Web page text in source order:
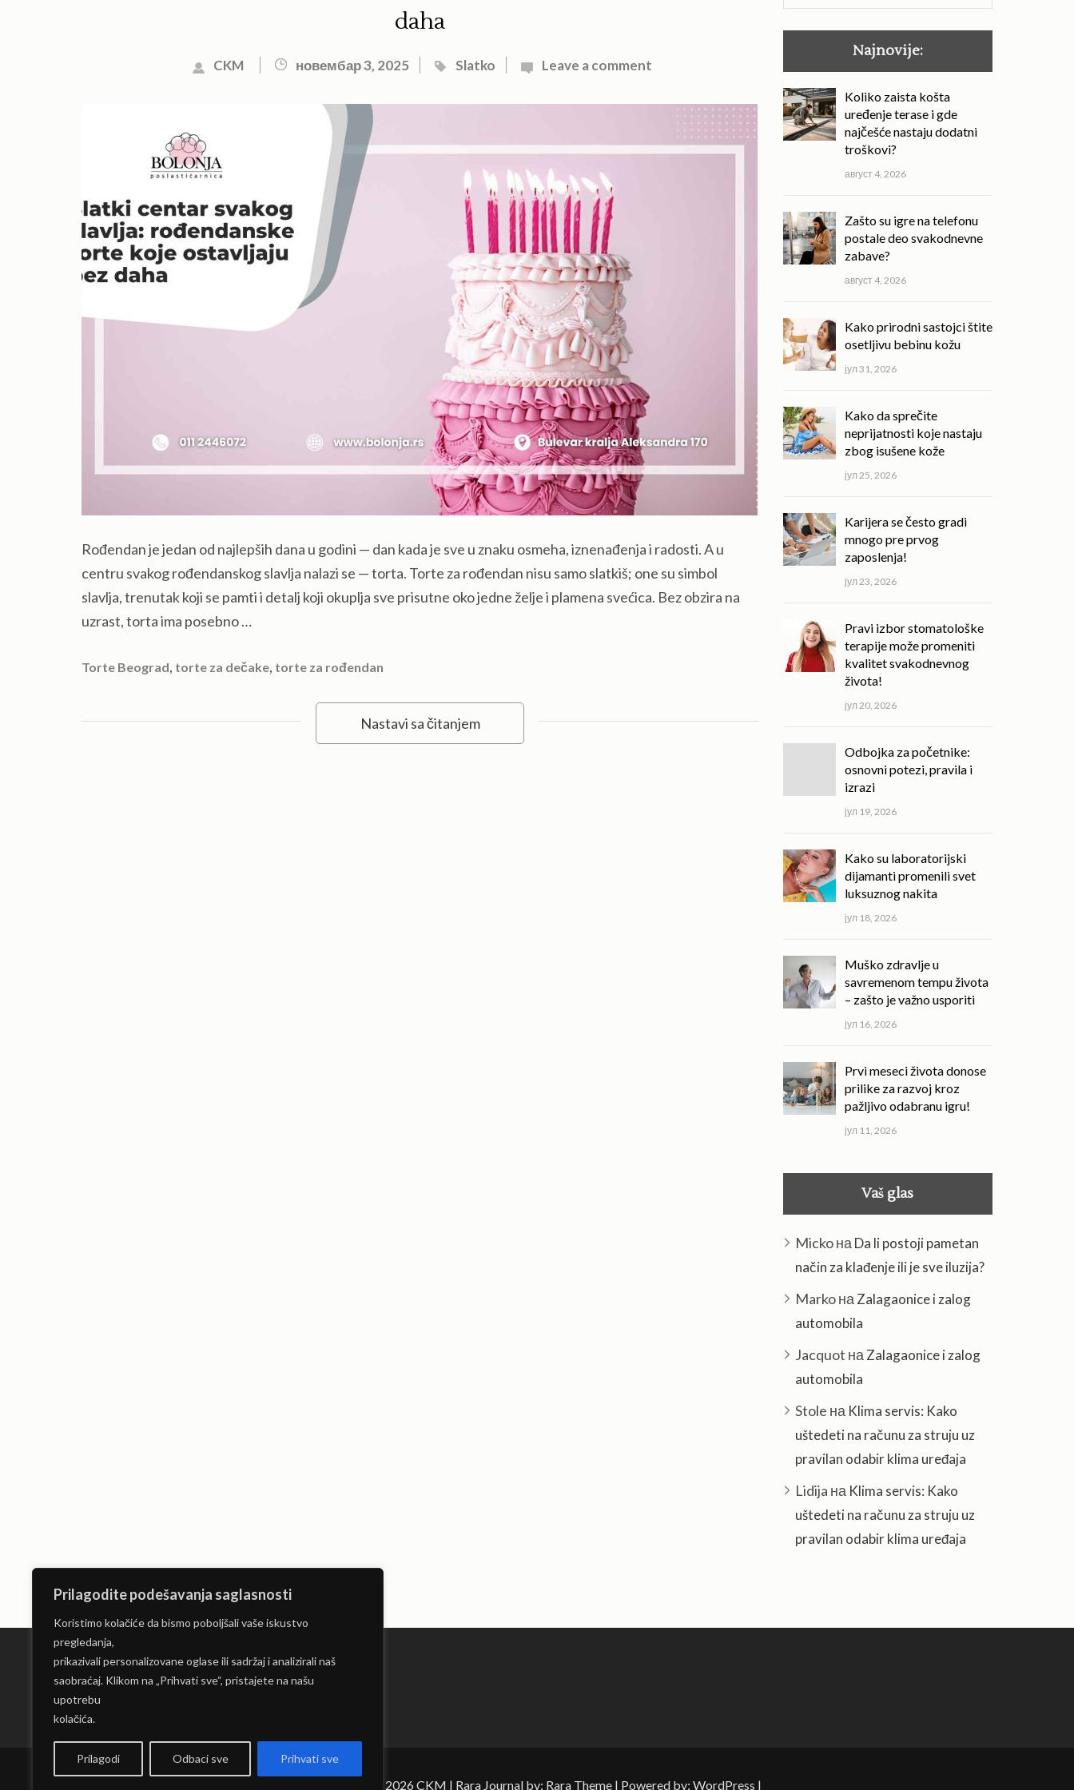
Prilagodite podešavanja saglasnosti
Koristimo kolačiće da bismo poboljšali vaše iskustvo
pregledanja,
prikazivali personalizovane oglase ili sadržaj i analizirali naš
saobraćaj. Klikom na „Prihvati sve“, pristajete na našu
upotrebu
kolačića.
Prilagodi Odbaci sve Prihvati sve
daha
CKM новембар 3, 2025 Slatko Leave a comment
Rođendan je jedan od najlepših dana u godini — dan kada je sve u znaku osmeha, iznenađenja i radosti. A u
centru svakog rođendanskog slavlja nalazi se — torta. Torte za rođendan nisu samo slatkiš; one su simbol
slavlja, trenutak koji se pamti i detalj koji okuplja sve prisutne oko jedne želje i plamena svećica. Bez obzira na
uzrast, torta ima posebno …
Torte Beograd, torte za dečake, torte za rođendan
Nastavi sa čitanjem
за:
Najnovije:
Koliko zaista košta
uređenje terase i gde
najčešće nastaju dodatni
troškovi?
август 4, 2026
Zašto su igre na telefonu
postale deo svakodnevne
zabave?
август 4, 2026
Kako prirodni sastojci štite
osetljivu bebinu kožu
јул 31, 2026
Kako da sprečite
neprijatnosti koje nastaju
zbog isušene kože
јул 25, 2026
Karijera se često gradi
mnogo pre prvog
zaposlenja!
јул 23, 2026
Pravi izbor stomatološke
terapije može promeniti
kvalitet svakodnevnog
života!
јул 20, 2026
Odbojka za početnike:
osnovni potezi, pravila i
izrazi
јул 19, 2026
Kako su laboratorijski
dijamanti promenili svet
luksuznog nakita
јул 18, 2026
Muško zdravlje u
savremenom tempu života
– zašto je važno usporiti
јул 16, 2026
Prvi meseci života donose
prilike za razvoj kroz
pažljivo odabranu igru!
јул 11, 2026
Vaš glas
Mickoна Da li postoji pametan
način za klađenje ili je sve iluzija?
Markoна Zalagaonice i zalog
automobila
Jacquot на Zalagaonice i zalog
automobila
Stole на Klima servis: Kako
uštedeti na računu za struju uz
pravilan odabir klima uređaja
Lidija на Klima servis: Kako
uštedeti na računu za struju uz
pravilan odabir klima uređaja
Limo servis Beograd
Copyright © 2026 CKM | Rara Journal by: Rara Theme| Powered by: WordPress |